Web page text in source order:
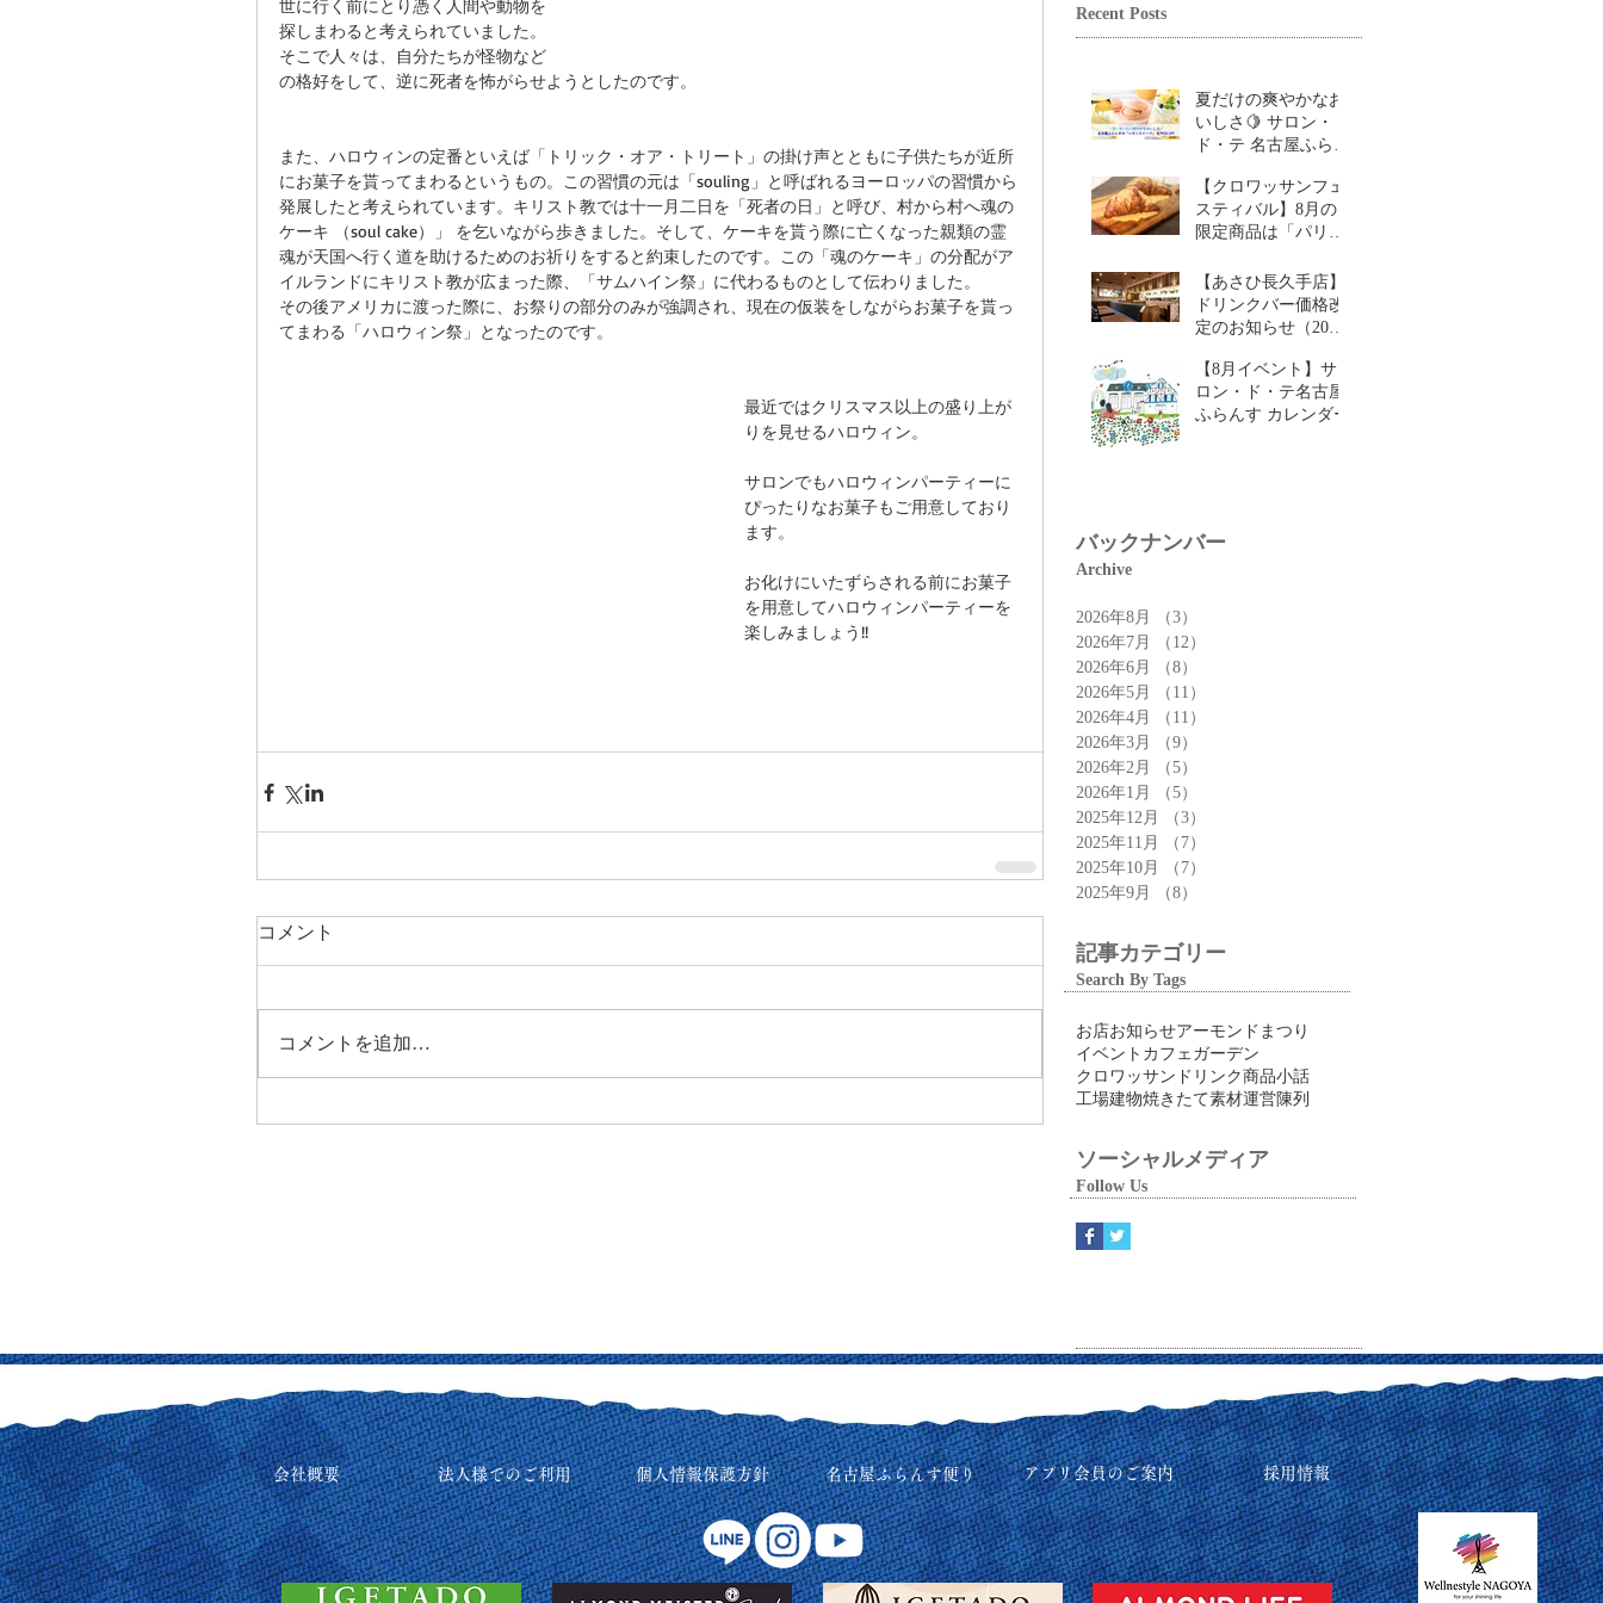
世に行く前にとり憑く人間や動物を
探しまわると考えられていました。
そこで人々は、自分たちが怪物など
の格好をして、逆に死者を怖がらせようとしたのです。
また、ハロウィンの定番といえば「トリック・オア・トリート」の掛け声とともに子供たちが近所
にお菓子を貰ってまわるというもの。この習慣の元は「souling」と呼ばれるヨーロッパの習慣から
発展したと考えられています。キリスト教では十一月二日を「死者の日」と呼び、村から村へ魂の
ケーキ （soul cake）」 を乞いながら歩きました。そして、ケーキを貰う際に亡くなった親類の霊
魂が天国へ行く道を助けるためのお祈りをすると約束したのです。この「魂のケーキ」の分配がア
イルランドにキリスト教が広まった際、「サムハイン祭」に代わるものとして伝わりました。
その後アメリカに渡った際に、お祭りの部分のみが強調され、現在の仮装をしながらお菓子を貰っ
てまわる「ハロウィン祭」となったのです。
最近ではクリスマス以上の盛り上が
りを見せるハロウィン。
サロンでもハロウィンパーティーに
ぴったりなお菓子もご用意しており
ます。
お化けにいたずらされる前にお菓子
を用意してハロウィンパーティーを
楽しみましょう!!
コメント
コメントを追加…
Recent Posts
夏だけの爽やかなお
いしさ🍋 サロン・
ド・テ 名古屋ふらん
特集」
【クロワッサンフェ
スティバル】8月の
限定商品は「パリパ
ン」🥐
【あさひ長久手店】
ドリンクバー価格改
定のお知らせ（2026
【8月イベント】サ
ロン・ド・テ名古屋
ふらんす カレンダー
バックナンバー
Archive
2026年8月 （3）
2026年7月
（12）
2026年6月
（8）
2026年5月
（11）
2026年4月
（11）
2026年3月
（9）
2026年2月
（5）
2026年1月
（5）
2025年12月
（3）
2025年11月
（7）
2025年10月
（7）
2025年9月
（8）
記事カテゴリー
Search By Tags
お店お知らせアーモンドまつり
イベント カフェ ガーデン
クロワッサン ドリンク商品小話
工場建物焼きたて素材運営陳列
ソーシャルメディア
Follow Us
会社概要 法人様でのご利用 個人情報保護方針 名古屋ふらんす便り アプリ会員のご案内 採用情報